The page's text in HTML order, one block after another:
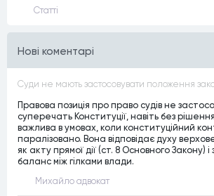
Статтi
Нові коментарі
Правова позиція про право судів не
суперечать Конституції, навіть без
важлива в умовах, коли конституційний
паралізовано. Вона відповідає духу
як акту прямої дії (ст. 8 Основного Закону)
баланс між гілками влади.
Михайло адвокат